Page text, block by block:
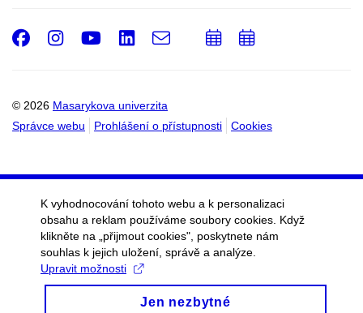
© 2026 Masarykova univerzita
Správce webu
Prohlášení o přístupnosti Cookies
Facebook
Instagram
Youtube
LinkedIn
e-
Email
PřidatPřidat
K vyhodnocování tohoto webu a k personalizaci
obsahu a reklam používáme soubory cookies. Když
klikněte na „přijmout cookies", poskytnete nám
souhlas k jejich uložení, správě a analýze.
Upravit možnosti
Jen nezbytné